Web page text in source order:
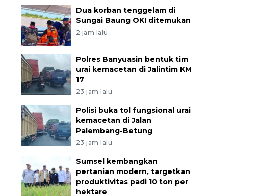
Dua korban tenggelam di
Sungai Baung OKI ditemukan
2 jam lalu
Polres Banyuasin bentuk tim
urai kemacetan di Jalintim KM
17
23 jam lalu
Polisi buka tol fungsional urai
kemacetan di Jalan
Palembang-Betung
23 jam lalu
Sumsel kembangkan
pertanian modern, targetkan
produktivitas padi 10 ton per
hektare